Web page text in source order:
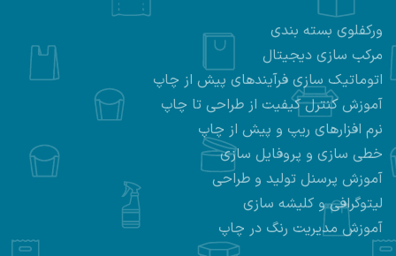
ورکفلوی بسته بندی
مرکب سازی دیجیتال
اتوماتیک سازی فرآیندهای پیش از چاپ
آموزش کنترل کیفیت از طراحی تا چاپ
نرم افزارهای ریپ و پیش از چاپ
خطی سازی و پروفایل سازی
آموزش پرسنل تولید و طراحی
لیتوگرافی و کلیشه سازی
آموزش مدیریت رنگ در چاپ